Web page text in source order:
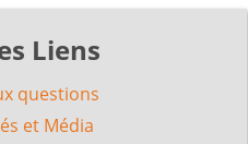
Liens
questions
et Média